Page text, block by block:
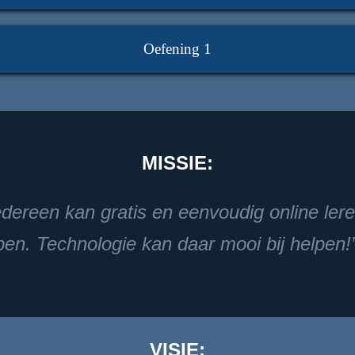
Oefening 1
MISSIE:
kan gratis en eenvoudig online
Technologie kan daar mooi bij helpen!
VISIE: